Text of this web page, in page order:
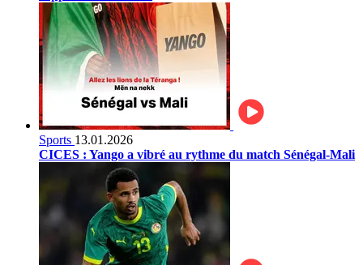
Sports 13.01.2026
CICES : Yango a vibré au rythme du match Sénégal-Mali